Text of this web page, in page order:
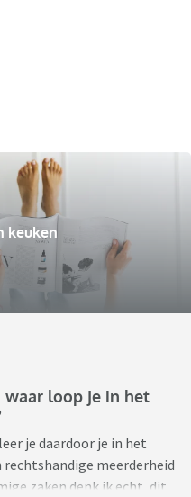
keuken
loop je in het
je daardoor je in het
rechtshandige meerderheid
zaken denk ik echt, dit